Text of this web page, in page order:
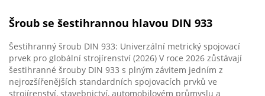
Šroub se šestihrannou hlavou DIN 933
Šestihranný šroub DIN 933: Univerzální metrický spojovací
prvek pro globální strojírenství (2026) V roce 2026 zůstávají
šestihranné šrouby DIN 933 s plným závitem jedním z
nejrozšířenějších standardních spojovacích prvků ve
strojírenství, stavebnictví, automobilovém průmyslu a